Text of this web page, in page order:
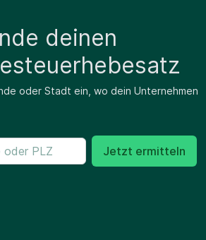
deinen
oder Stadt ein, wo dein Unternehmen
Jetzt ermitteln